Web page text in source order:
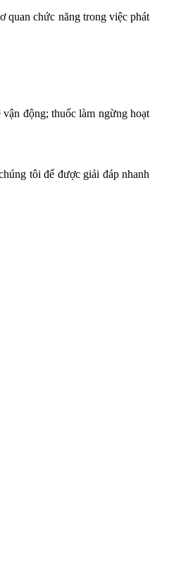
quan chức năng trong việc phát
động; thuốc làm ngừng hoạt
tôi để được giải đáp nhanh